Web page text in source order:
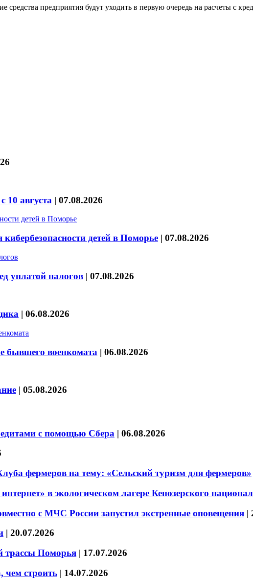
предприятия будут уходить в первую очередь на расчеты с
10 августа | 07.08.2026
детей в Поморье | 07.08.2026
уплатой налогов | 07.08.2026
| 06.08.2026
бывшего военкомата | 06.08.2026
| 05.08.2026
с помощью Сбера | 06.08.2026
фермеров на тему: «Сельский туризм для фермеров»
в экологическом лагере Кенозерского
с МЧС России запустил экстренные оповещения |
| 20.07.2026
трассы Поморья | 17.07.2026
чем строить | 14.07.2026